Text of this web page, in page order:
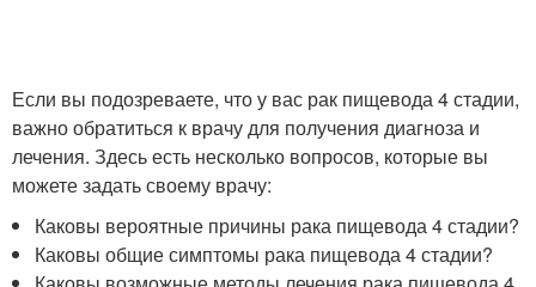
Если вы подозреваете, что у вас рак пищевода 4 стадии,
важно обратиться к врачу для получения диагноза и
лечения. Здесь есть несколько вопросов, которые вы
можете задать своему врачу:
Каковы вероятные причины рака пищевода 4 стадии?
Каковы общие симптомы рака пищевода 4 стадии?